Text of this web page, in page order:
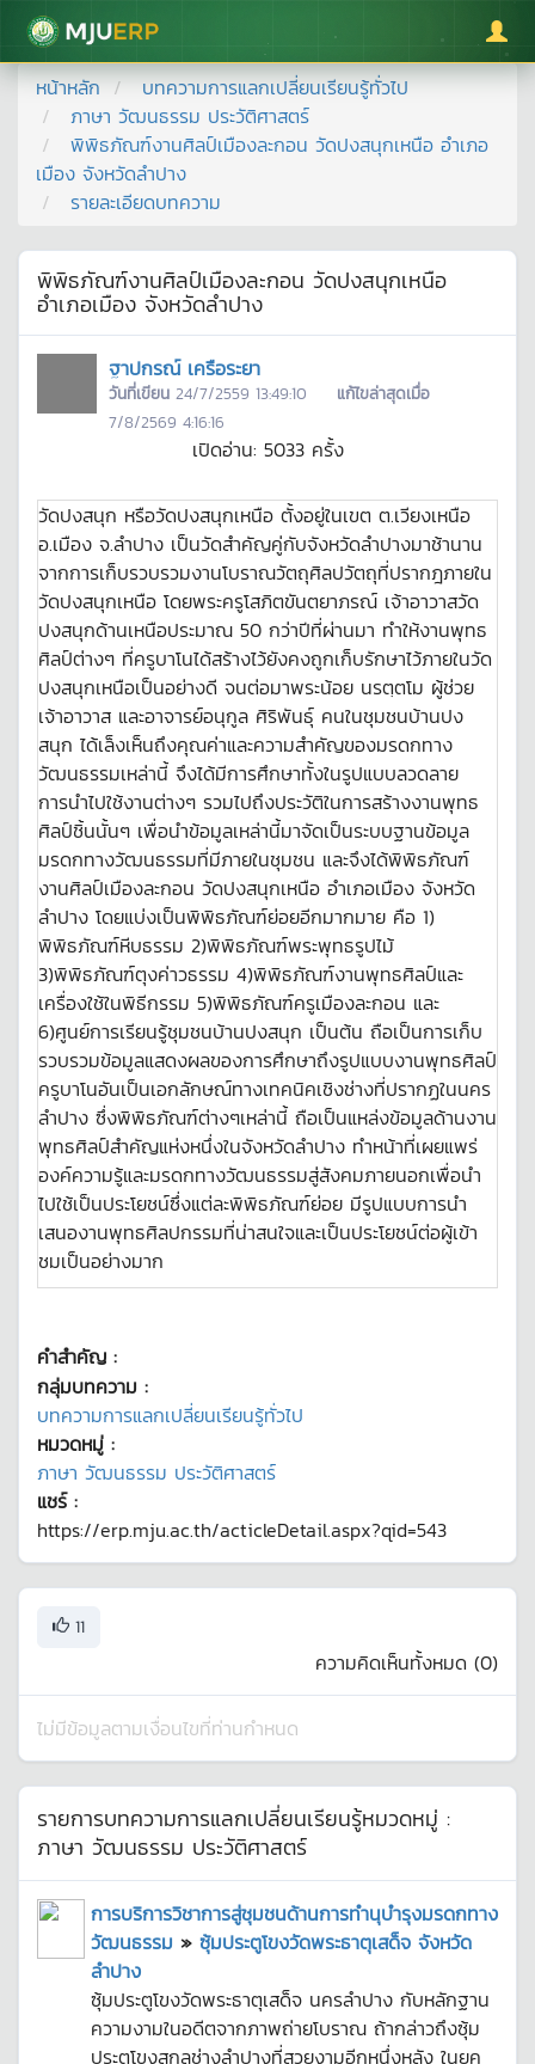
มหาวิทยาลัยแม่โจ้
หน้าหลัก
บทความการแลกเปลี่ยนเรียนรู้ทั่วไป
ภาษา วัฒนธรรม ประวัติศาสตร์
พิพิธภัณฑ์งานศิลป์เมืองละกอน วัดปงสนุกเหนือ อำเภอ
เมือง จังหวัดลำปาง
รายละเอียดบทความ
พิพิธภัณฑ์งานศิลป์เมืองละกอน วัดปงสนุกเหนือ
อำเภอเมือง จังหวัดลำปาง
ฐาปกรณ์ เครือระยา
วันที่เขียน 24/7/2559 13:49:10
แก้ไขล่าสุดเมื่อ
7/8/2569 4:16:16
เปิดอ่าน: 5033 ครั้ง
วัดปงสนุก หรือวัดปงสนุกเหนือ ตั้งอยู่ในเขต ต.เวียงเหนือ
อ.เมือง จ.ลำปาง เป็นวัดสำคัญคู่กับจังหวัดลำปางมาช้านาน
จากการเก็บรวบรวมงานโบราณวัตถุศิลปวัตถุที่ปรากฎภายใน
วัดปงสนุกเหนือ โดยพระครูโสภิตขันตยาภรณ์ เจ้าอาวาสวัด
ปงสนุกด้านเหนือประมาณ 50 กว่าปีที่ผ่านมา ทำให้งานพุทธ
ศิลป์ต่างๆ ที่ครูบาโนได้สร้างไว้ยังคงถูกเก็บรักษาไว้ภายในวัด
ปงสนุกเหนือเป็นอย่างดี จนต่อมาพระน้อย นรตฺตโม ผู้ช่วย
เจ้าอาวาส และอาจารย์อนุกูล ศิริพันธุ์ คนในชุมชนบ้านปง
สนุก ได้เล็งเห็นถึงคุณค่าและความสำคัญของมรดกทาง
วัฒนธรรมเหล่านี้ จึงได้มีการศึกษาทั้งในรูปแบบลวดลาย
การนำไปใช้งานต่างๆ รวมไปถึงประวัติในการสร้างงานพุทธ
ศิลป์ชิ้นนั้นๆ เพื่อนำข้อมูลเหล่านี้มาจัดเป็นระบบฐานข้อมูล
มรดกทางวัฒนธรรมที่มีภายในชุมชน และจึงได้พิพิธภัณฑ์
งานศิลป์เมืองละกอน วัดปงสนุกเหนือ อำเภอเมือง จังหวัด
ลำปาง โดยแบ่งเป็นพิพิธภัณฑ์ย่อยอีกมากมาย คือ 1)
พิพิธภัณฑ์หีบธรรม 2)พิพิธภัณฑ์พระพุทธรูปไม้
3)พิพิธภัณฑ์ตุงค่าวธรรม 4)พิพิธภัณฑ์งานพุทธศิลป์และ
เครื่องใช้ในพิธีกรรม 5)พิพิธภัณฑ์ครูเมืองละกอน และ
6)ศูนย์การเรียนรู้ชุมชนบ้านปงสนุก เป็นต้น ถือเป็นการเก็บ
รวบรวมข้อมูลแสดงผลของการศึกษาถึงรูปแบบงานพุทธศิลป์
ครูบาโนอันเป็นเอกลักษณ์ทางเทคนิคเชิงช่างที่ปรากฏในนคร
ลำปาง ซึ่งพิพิธภัณฑ์ต่างๆเหล่านี้ ถือเป็นแหล่งข้อมูลด้านงาน
พุทธศิลป์สำคัญแห่งหนึ่งในจังหวัดลำปาง ทำหน้าที่เผยแพร่
องค์ความรู้และมรดกทางวัฒนธรรมสู่สังคมภายนอกเพื่อนำ
ไปใช้เป็นประโยชน์ซึ่งแต่ละพิพิธภัณฑ์ย่อย มีรูปแบบการนำ
เสนองานพุทธศิลปกรรมที่น่าสนใจและเป็นประโยชน์ต่อผู้เข้า
ชมเป็นอย่างมาก
คำสำคัญ :
กลุ่มบทความ :
บทความการแลกเปลี่ยนเรียนรู้ทั่วไป
หมวดหมู่ :
ภาษา วัฒนธรรม ประวัติศาสตร์
แชร์ :
https://erp.mju.ac.th/acticleDetail.aspx?qid=543
11
ความคิดเห็นทั้งหมด (0)
ไม่มีข้อมูลตามเงื่อนไขที่ท่านกำหนด
รายการบทความการแลกเปลี่ยนเรียนรู้หมวดหมู่ :
ภาษา วัฒนธรรม ประวัติศาสตร์
การบริการวิชาการสู่ชุมชนด้านการทำนุบำรุงมรดกทาง
วัฒนธรรม » ซุ้มประตูโขงวัดพระธาตุเสด็จ จังหวัด
ลำปาง
ซุ้มประตูโขงวัดพระธาตุเสด็จ นครลำปาง กับหลักฐาน
ความงามในอดีตจากภาพถ่ายโบราณ ถ้ากล่าวถึงซุ้ม
ประตูโขงสกุลช่างลำปางที่สวยงามอีกหนึ่งหลัง ในยุค